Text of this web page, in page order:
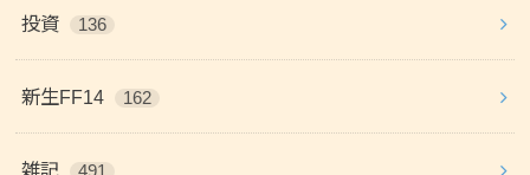
投資 136
新生FF14 162
雑記